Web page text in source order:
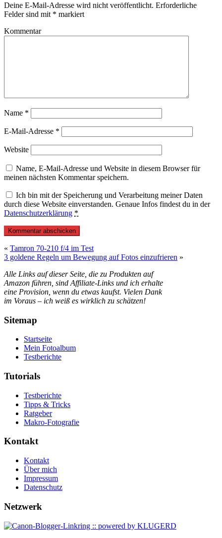
Deine E-Mail-Adresse wird nicht veröffentlicht. Erforderliche
Felder sind mit * markiert
Kommentar
Name *
E-Mail-Adresse *
Website
Name, E-Mail-Adresse und Website in diesem Browser für
meinen nächsten Kommentar speichern.
Ich bin mit der Speicherung und Verarbeitung meiner Daten
durch diese Website einverstanden. Genaue Infos findest du in der
Datenschutzerklärung *
« Tamron 70-210 f/4 im Test
3 goldene Regeln um Bewegung auf Fotos einzufrieren »
Alle Links auf dieser Seite, die zu Produkten auf
Amazon führen, sind Affiliate-Links und ich erhalte
eine Provision, wenn du etwas kaufst. Vielen Dank
im Voraus – ich weiß es wirklich zu schätzen!
Sitemap
Startseite
Mein Fotoalbum
Testberichte
Tutorials
Testberichte
Tipps & Tricks
Ratgeber
Makro-Fotografie
Kontakt
Kontakt
Über mich
Impressum
Datenschutz
Netzwerk